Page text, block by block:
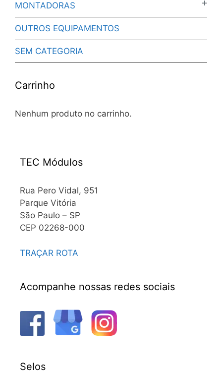
MONTADORAS
OUTROS EQUIPAMENTOS
SEM CATEGORIA
Carrinho
Nenhum produto no carrinho.
TEC Módulos
Rua Pero Vidal, 951
Parque Vitória
São Paulo – SP
CEP 02268-000
TRAÇAR ROTA
Acompanhe nossas redes sociais
Selos